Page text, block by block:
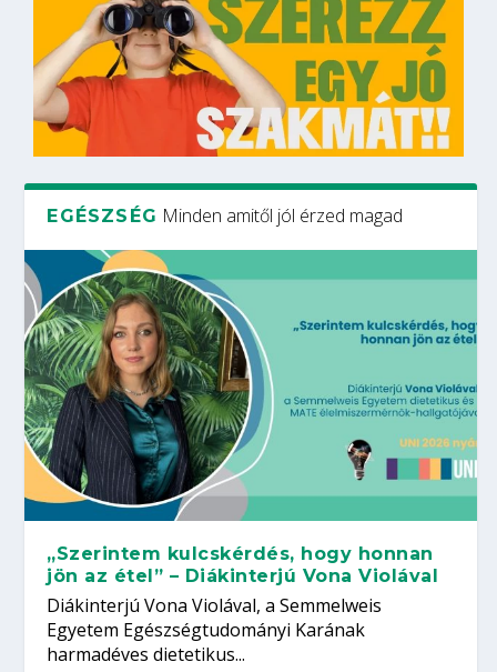
EGÉSZSÉG Minden amitől jól érzed magad
„Szerintem kulcskérdés, hogy honnan
jön az étel” – Diákinterjú Vona Violával
Diákinterjú Vona Violával, a Semmelweis
Egyetem Egészségtudományi Karának
harmadéves dietetikus...